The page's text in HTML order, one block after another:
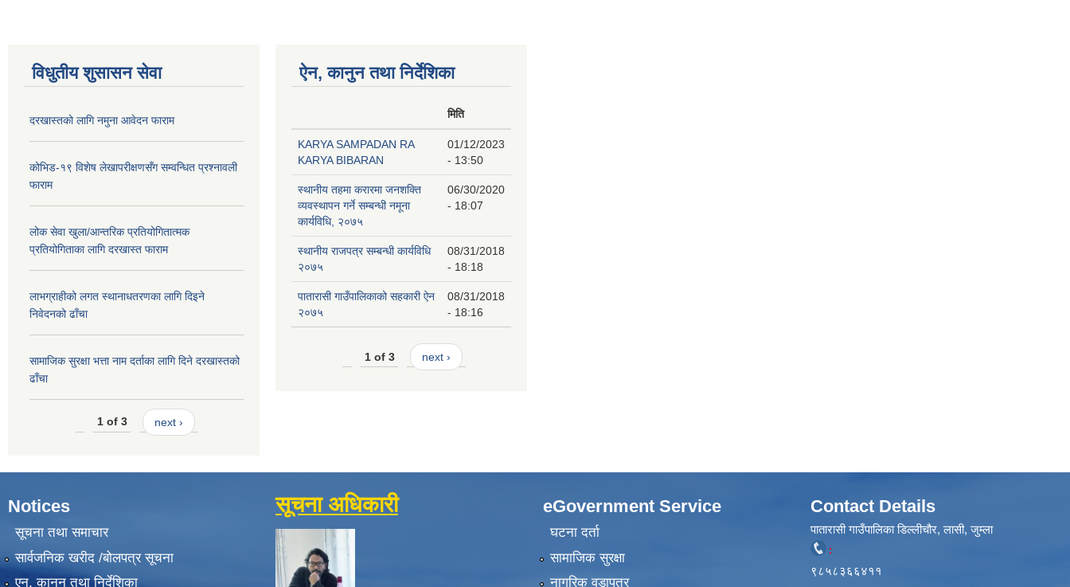
विधुतीय शुसासन सेवा
दरखास्तको लागि नमुना आवेदन फाराम
कोभिड-१९ विशेष लेखापरीक्षणसँग सम्वन्धित प्रश्नावली
फाराम
लोक सेवा खुला/आन्तरिक प्रतियोगितात्मक
प्रतियोगिताका लागि दरखास्त फाराम
लाभग्राहीको लगत स्थानाधतरणका लागि दिइने
निवेदनको ढाँचा
सामाजिक सुरक्षा भत्ता नाम दर्ताका लागि दिने दरखास्तको
ढाँचा
1 of 3 next ›
ऐन, कानुन तथा निर्देशिका
मिति
KARYA SAMPADAN RA
KARYA BIBARAN
01/12/2023
- 13:50
स्थानीय तहमा करारमा जनशक्ति
व्यवस्थापन गर्ने सम्बन्धी नमूना
कार्यविधि, २०७५
06/30/2020
- 18:07
स्थानीय राजपत्र सम्बन्धी कार्यविधि
२०७५
08/31/2018
- 18:18
पातारासी गाउँपालिकाको सहकारी ऐन
२०७५
08/31/2018
- 18:16
1 of 3 next ›
Notices
सूचना तथा समाचार
सार्वजनिक खरीद /बोलपत्र सूचना
एन, कानुन तथा निर्देशिका
सूचना अधिकारी eGovernment Service
घटना दर्ता
सामाजिक सुरक्षा
नागरिक वडापत्र
Contact Details
पातारासी गाउँपालिका डिल्लीचौर, लासी, जुम्ला
:
९८५८३६६४११